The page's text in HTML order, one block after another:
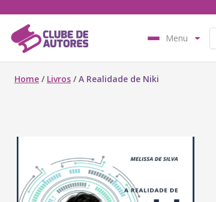
Menu
Home / Livros /A Realidade de Niki